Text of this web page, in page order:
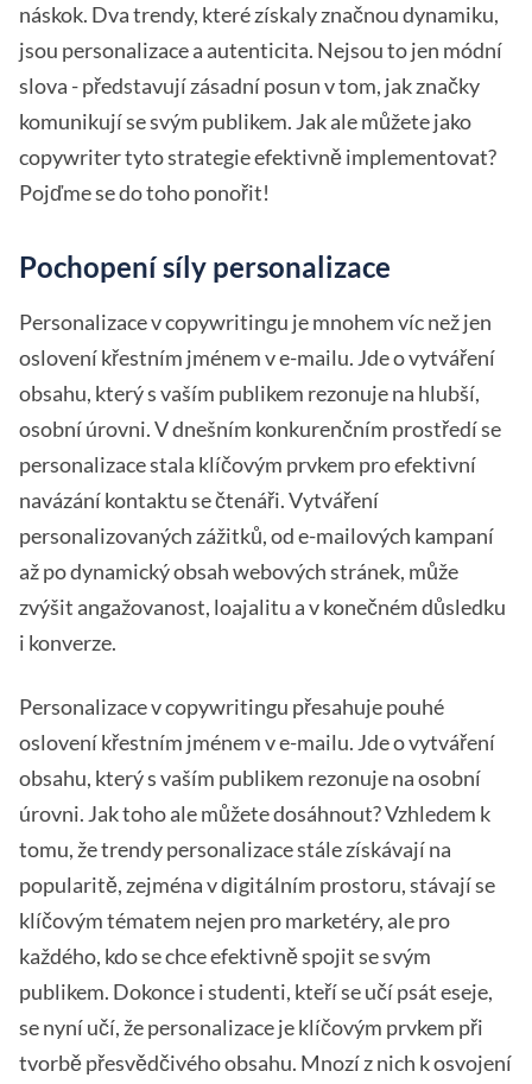
náskok. Dva trendy, které získaly značnou dynamiku,
jsou personalizace a autenticita. Nejsou to jen módní
slova - představují zásadní posun v tom, jak značky
komunikují se svým publikem. Jak ale můžete jako
copywriter tyto strategie efektivně implementovat?
Pojďme se do toho ponořit!
Pochopení síly personalizace
Personalizace v copywritingu je mnohem víc než jen
oslovení křestním jménem v e-mailu. Jde o vytváření
obsahu, který s vaším publikem rezonuje na hlubší,
osobní úrovni. V dnešním konkurenčním prostředí se
personalizace stala klíčovým prvkem pro efektivní
navázání kontaktu se čtenáři. Vytváření
personalizovaných zážitků, od e-mailových kampaní
až po dynamický obsah webových stránek, může
zvýšit angažovanost, loajalitu a v konečném důsledku
i konverze.
Personalizace v copywritingu přesahuje pouhé
oslovení křestním jménem v e-mailu. Jde o vytváření
obsahu, který s vaším publikem rezonuje na osobní
úrovni. Jak toho ale můžete dosáhnout? Vzhledem k
tomu, že trendy personalizace stále získávají na
popularitě, zejména v digitálním prostoru, stávají se
klíčovým tématem nejen pro marketéry, ale pro
každého, kdo se chce efektivně spojit se svým
publikem. Dokonce i studenti, kteří se učí psát eseje,
se nyní učí, že personalizace je klíčovým prvkem při
tvorbě přesvědčivého obsahu. Mnozí z nich k osvojení